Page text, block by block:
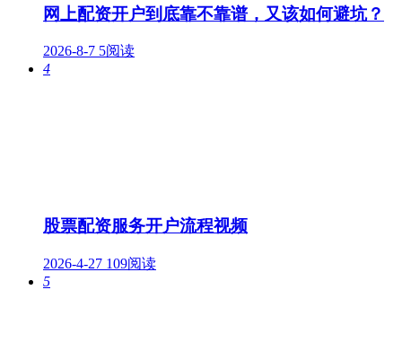
网上配资开户到底靠不靠谱，又该如何避坑？
2026-8-7 5阅读
4
股票配资服务开户流程视频
2026-4-27 109阅读
5